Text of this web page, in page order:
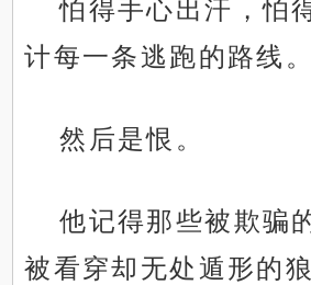
怕得手心出汗，怕
计每一条逃跑的路线。
然后是恨。
他记得那些被欺骗
被看穿却无处遁形的